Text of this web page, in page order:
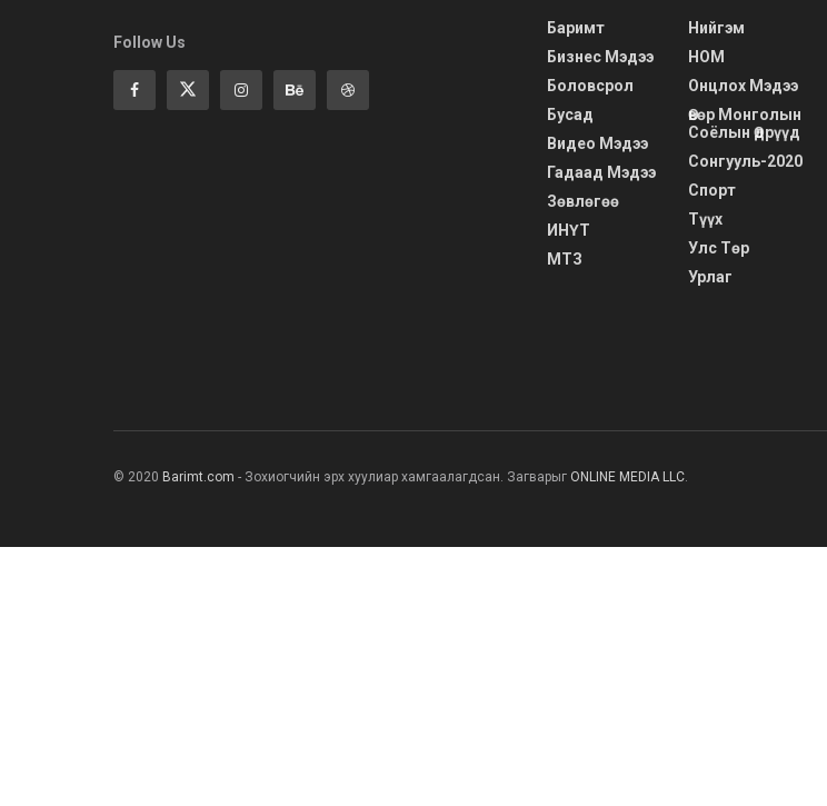
Follow Us
Баримт
Бизнес Мэдээ
Боловсрол
Бусад
Видео Мэдээ
Гадаад Мэдээ
Зөвлөгөө
ИНҮТ
МТЗ
Нийгэм
НОМ
Онцлох Мэдээ
Өвөр Монголын
Соёлын Өдрүүд
Сонгууль-2020
Спорт
Түүх
Улс Төр
Урлаг
© 2020 Barimt.com - Зохиогчийн эрх хуулиар хамгаалагдсан. Загварыг ONLINE MEDIA LLC.